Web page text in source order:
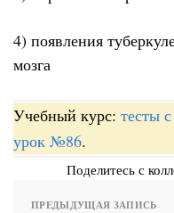
4) появления
мозга
Учебный курс: тесты
урок №86.
Поделитесь с
ПРЕДЫДУЩАЯ ЗАПИСЬ